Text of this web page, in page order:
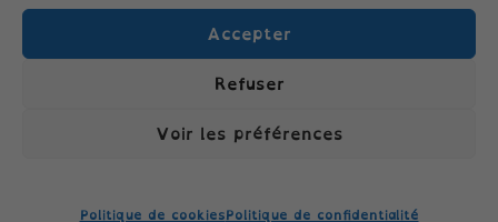
Accepter
Refuser
Voir les préférences
Politique de cookiesPolitique de confidentialité
Politique de confidentialité
TÉLÉPHONE: 06.04.09.26.45 //